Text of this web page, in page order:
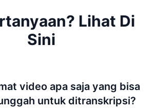
Lihat Di
Sini
video apa saja yang bisa
untuk ditranskripsi?